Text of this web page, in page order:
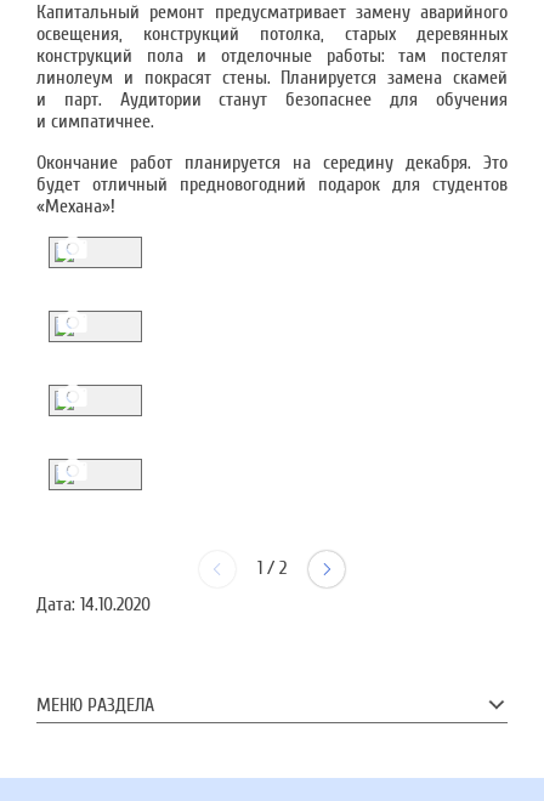
Капитальный ремонт предусматривает замену аварийного
освещения, конструкций потолка, старых деревянных
конструкций пола и отделочные работы: там постелят
линолеум и покрасят стены. Планируется замена скамей
и парт. Аудитории станут безопаснее для обучения
и симпатичнее.
Окончание работ планируется на середину декабря. Это
будет отличный предновогодний подарок для студентов
«Механа»!
1 / 2
Дата: 14.10.2020
МЕНЮ РАЗДЕЛА